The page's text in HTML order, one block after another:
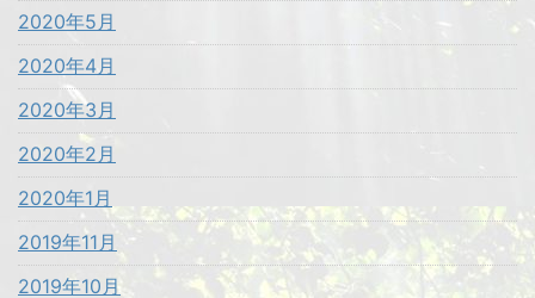
2020年5月
2020年4月
2020年3月
2020年2月
2020年1月
2019年11月
2019年10月